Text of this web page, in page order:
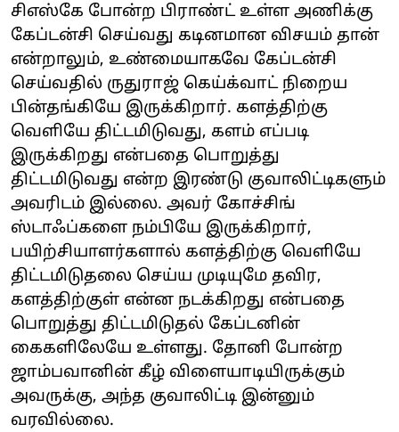
சிஎஸ்கே போன்ற பிராண்ட் உள்ள அணிக்கு
கேப்டன்சி செய்வது கடினமான விசயம் தான்
என்றாலும், உண்மையாகவே கேப்டன்சி
செய்வதில் ருதுராஜ் கெய்க்வாட் நிறைய
பின்தங்கியே இருக்கிறார். களத்திற்கு
வெளியே திட்டமிடுவது, களம் எப்படி
இருக்கிறது என்பதை பொறுத்து
திட்டமிடுவது என்ற இரண்டு குவாலிட்டிகளும்
அவரிடம் இல்லை. அவர் கோச்சிங்
ஸ்டாஃப்களை நம்பியே இருக்கிறார்,
பயிற்சியாளர்களால் களத்திற்கு வெளியே
திட்டமிடுதலை செய்ய முடியுமே தவிர,
களத்திற்குள் என்ன நடக்கிறது என்பதை
பொறுத்து திட்டமிடுதல் கேப்டனின்
கைகளிலேயே உள்ளது. தோனி போன்ற
ஜாம்பவானின் கீழ் விளையாடியிருக்கும்
அவருக்கு, அந்த குவாலிட்டி இன்னும்
வரவில்லை.